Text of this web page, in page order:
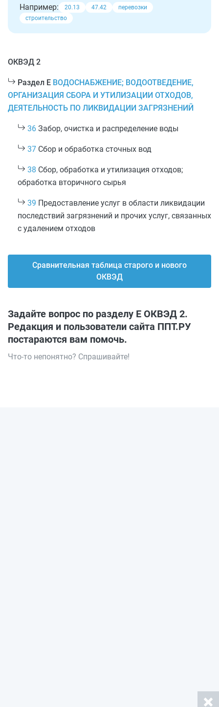
Например: 20.13 47.42
перевозки
строительство
ОКВЭД 2
Раздел E ВОДОСНАБЖЕНИЕ; ВОДООТВЕДЕНИЕ,
ОРГАНИЗАЦИЯ СБОРА И УТИЛИЗАЦИИ ОТХОДОВ,
ДЕЯТЕЛЬНОСТЬ ПО ЛИКВИДАЦИИ ЗАГРЯЗНЕНИЙ
36 Забор, очистка и распределение воды
37 Сбор и обработка сточных вод
38 Сбор, обработка и утилизация отходов;
обработка вторичного сырья
39 Предоставление услуг в области ликвидации
последствий загрязнений и прочих услуг, связанных
с удалением отходов
Сравнительная таблица старого и нового
ОКВЭД
Задайте вопрос по разделу E ОКВЭД 2.
Редакция и пользователи сайта ППТ.РУ
постараются вам помочь.
Что-то непонятно? Спрашивайте!